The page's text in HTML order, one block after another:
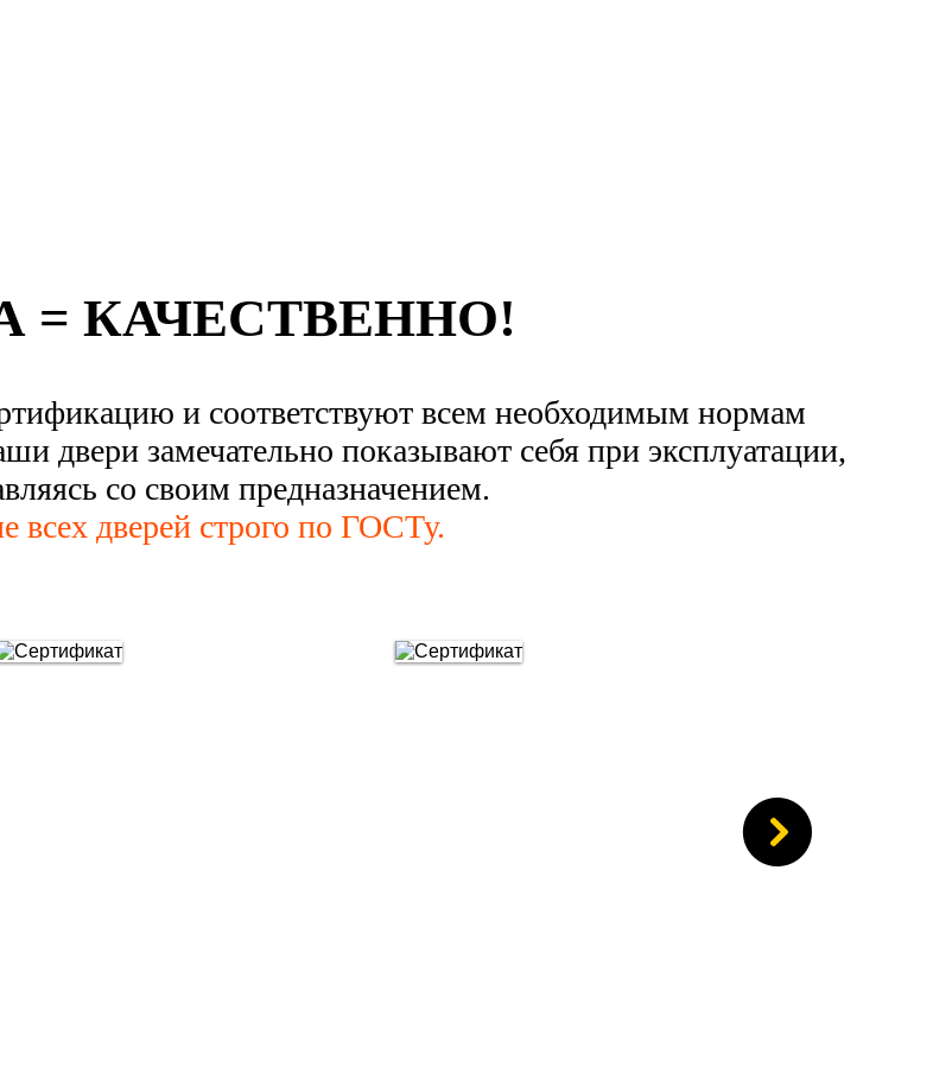
= КАЧЕСТВЕННО!
и соответствуют всем необходимым нормам
двери замечательно показывают себя при эксплуатации,
со своим предназначением.
всех дверей строго по ГОСТу.